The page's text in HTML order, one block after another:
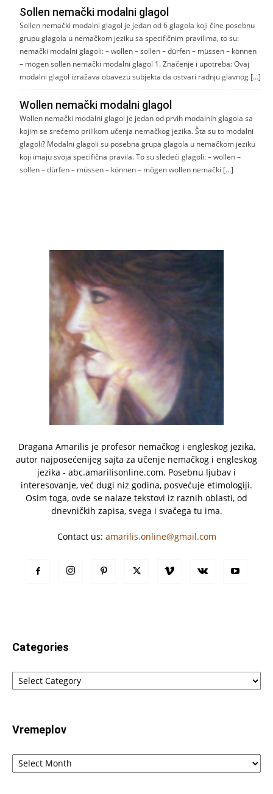
Sollen nemački modalni glagol
Sollen nemački modalni glagol je jedan od 6 glagola koji čine posebnu
grupu glagola u nemačkom jeziku sa specifičnim pravilima, to su:
nemački modalni glagoli: – wollen – sollen – dürfen – müssen – können
– mögen sollen nemački modalni glagol 1. Značenje i upotreba: Ovaj
modalni glagol izražava obavezu subjekta da ostvari radnju glavnog […]
Wollen nemački modalni glagol
Wollen nemački modalni glagol je jedan od prvih modalnih glagola sa
kojim se srećemo prilikom učenja nemačkog jezika. Šta su to modalni
glagoli? Modalni glagoli su posebna grupa glagola u nemačkom jeziku
koji imaju svoja specifična pravila. To su sledeći glagoli: – wollen –
sollen – dürfen – müssen – können – mögen wollen nemački […]
Dragana Amarilis je profesor nemačkog i engleskog jezika,
autor najposećenijeg sajta za učenje nemačkog i engleskog
jezika - abc.amarilisonline.com. Posebnu ljubav i
interesovanje, već dugi niz godina, posvećuje etimologiji.
Osim toga, ovde se nalaze tekstovi iz raznih oblasti, od
dnevničkih zapisa, svega i svačega tu ima.
Contact us: amarilis.online@gmail.com
Categories
Categories
Vremeplov
Vremeplov